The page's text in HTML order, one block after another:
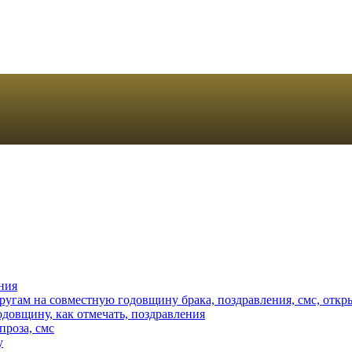
на совместную годовщину брака, поздравления, смс,
как отмечать, поздравления
смс